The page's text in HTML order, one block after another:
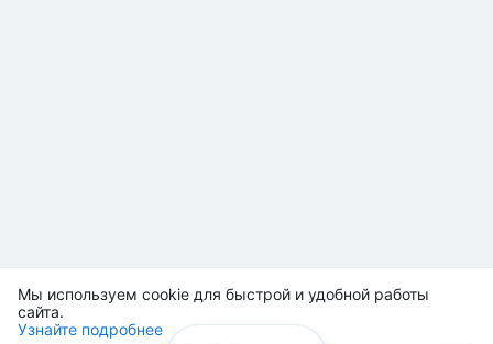
Мы используем cookie для быстрой и удобной работы
сайта.
Узнайте подробнее